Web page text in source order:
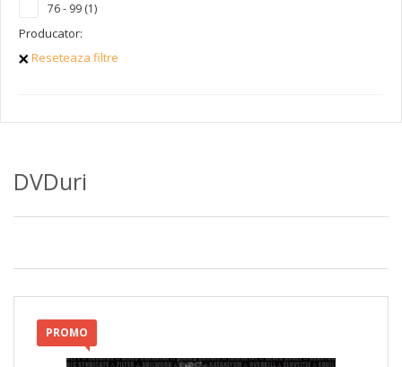
76 - 99 (1)
Producator:
Reseteaza filtre
DVDuri
PROMO